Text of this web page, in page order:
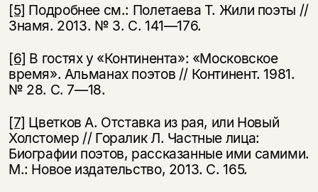
[5] Подробнее см.: Полетаева Т. Жили поэты //
Знамя. 2013. № 3. С. 141—176.
[6] В гостях у «Континента»: «Московское
время». Альманах поэтов // Континент. 1981.
№ 28. С. 7—18.
[7] Цветков А. Отставка из рая, или Новый
Холстомер // Горалик Л. Частные лица:
Биографии поэтов, рассказанные ими самими.
М.: Новое издательство, 2013. С. 165.